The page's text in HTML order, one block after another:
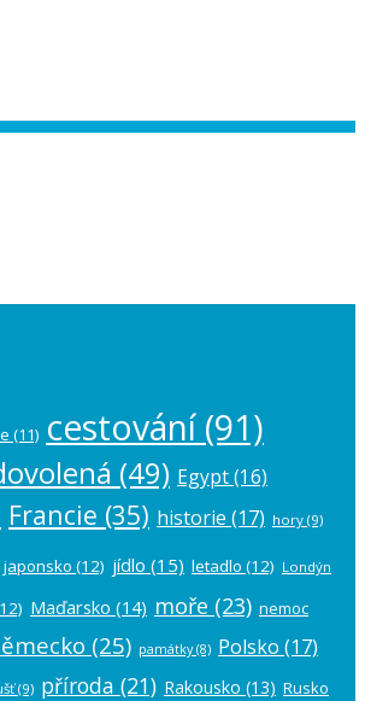
(11) cestování(91)
(49) Egypt(16)
Francie (35) historie (17) hory (9)
japonsko (12) jídlo (15) letadlo (12) Londýn
Maďarsko (14) moře (23) nemoc
(25) památky(8) Polsko (17)
(9) příroda (21) Rakousko (13) Rusko